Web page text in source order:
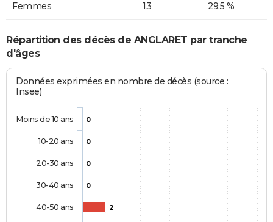
Femmes 13 29,5 %
Répartition des décès de ANGLARET par tranche
d'âges
Données exprimées en nombre de décès (source :
Insee)
0
0
0
0
2
Moins de 10 ans
10-20 ans
20-30 ans
30-40 ans
40-50 ans